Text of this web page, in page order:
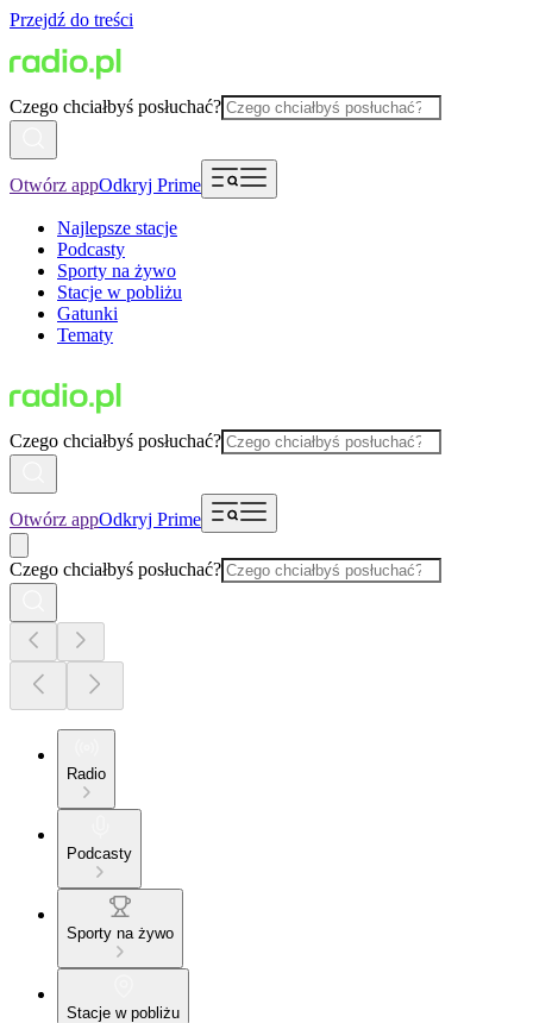
Przejdź do treści
Czego chciałbyś posłuchać?
Otwórz appOdkryj Prime
Najlepsze stacje
Podcasty
Sporty na żywo
Stacje w pobliżu
Gatunki
Tematy
Czego chciałbyś posłuchać?
Otwórz appOdkryj Prime
Czego chciałbyś posłuchać?
Radio
Podcasty
Sporty na żywo
Stacje w pobliżu